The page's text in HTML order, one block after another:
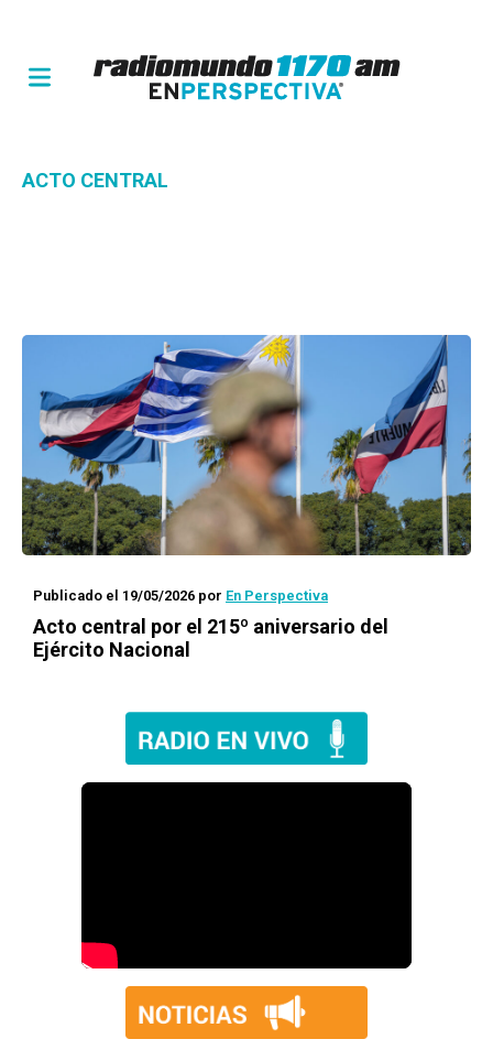
ACTO CENTRAL
Publicado el 19/05/2026 por En Perspectiva
Acto central por el 215º aniversario del
Ejército Nacional